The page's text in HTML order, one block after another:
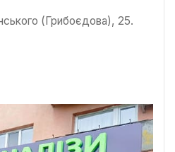
(Грибоєдова), 25.